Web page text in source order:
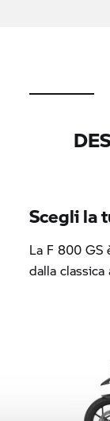
Scegli la
La F 800 GS
dalla